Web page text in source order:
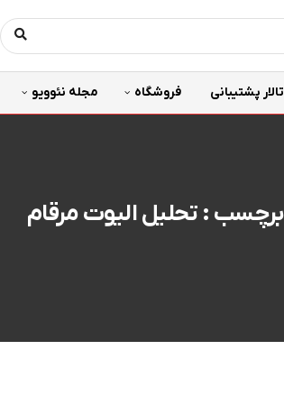
تالار پشتیبانی فروشگاه مجله نئوویو
برچسب : تحلیل الیوت مرقام